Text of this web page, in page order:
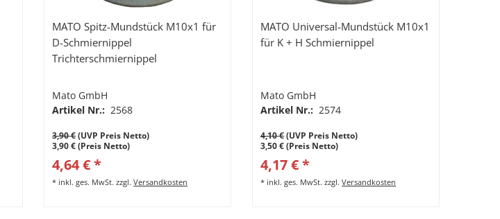
MATO Spitz-Mundstück M10x1 für
D-Schmiernippel
Trichterschmiernippel
Mato GmbH
Artikel Nr.: 2568
3,90 €(UVP Preis Netto)
3,90 € (Preis Netto)
4,64 € *
* inkl. ges. MwSt. zzgl.Versandkosten
MATO Universal-Mundstück M10x1
für K + H Schmiernippel
Mato GmbH
Artikel Nr.: 2574
4,10 €(UVP Preis Netto)
3,50 € (Preis Netto)
4,17 € *
* inkl. ges. MwSt. zzgl.Versandkosten